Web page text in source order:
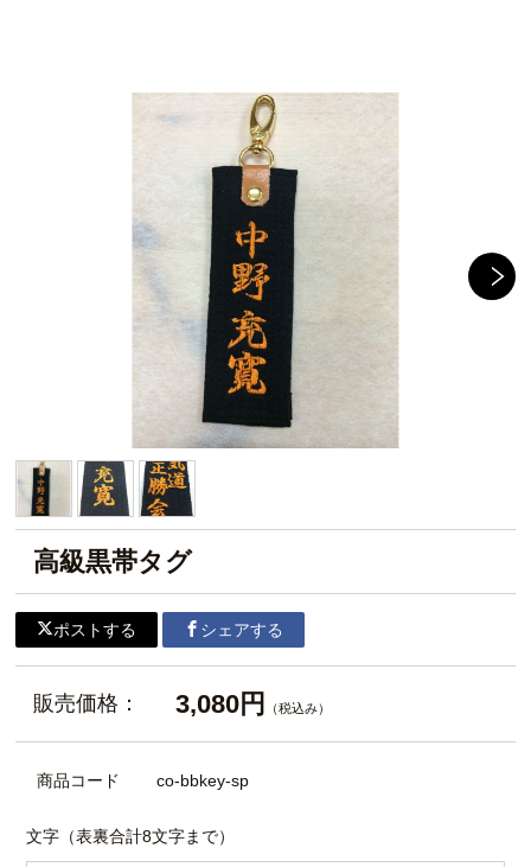
高級黒帯タグ
ポストする シェアする
販売価格： 3,080円 （税込み）
商品コード co-bbkey-sp
文字（表裏合計8文字まで）